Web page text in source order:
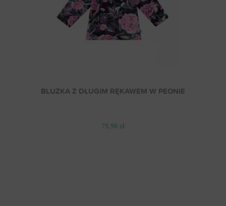
BLUZKA Z DŁUGIM RĘKAWEM W PEONIE
79,90 zł